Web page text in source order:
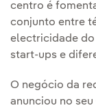
centro é
conjunto entre
electricidade
start-ups e
O negócio da
anunciou no seu